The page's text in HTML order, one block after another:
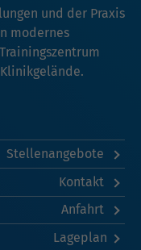
und der Praxis
modernes
Stellenangebote
Kontakt
Anfahrt
Lageplan